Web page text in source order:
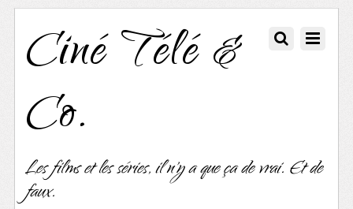
Ciné Télé &
Co.
Les films et les séries, il n'y a que ça de vrai. Et de
faux.